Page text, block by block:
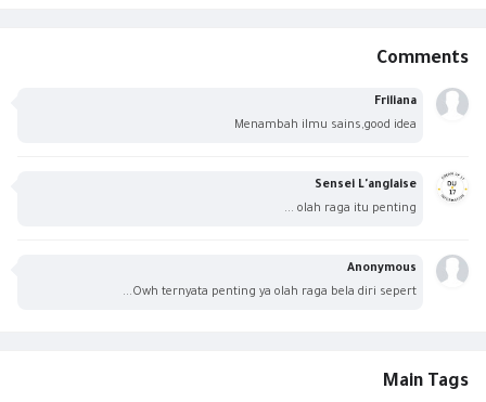
Comments
Friliana
Menambah ilmu sains,good idea
Sensei L'anglaise
olah raga itu penting ...
Anonymous
Owh ternyata penting ya olah raga bela diri sepert...
Main Tags